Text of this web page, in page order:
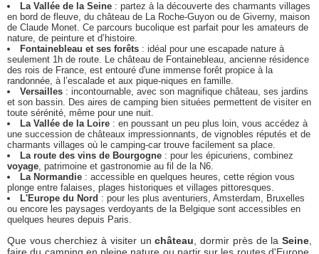
La Vallée de la Seine : partez à la découverte des charmants villages
en bord de fleuve, du château de La Roche-Guyon ou de Giverny, maison
de Claude Monet. Ce parcours bucolique est parfait pour les amateurs de
nature, de peinture et d’histoire.
Fontainebleau et ses forêts: idéal pour une escapade nature à
seulement 1h de route. Le château de Fontainebleau, ancienne résidence
des rois de France, est entouré d'une immense forêt propice à la
randonnée, à l’escalade et aux pique-niques en famille.
Versailles: incontournable, avec son magnifique château, ses jardins
et son bassin. Des aires de camping bien situées permettent de visiter en
toute sérénité, même pour une nuit.
La Vallée de la Loire: en poussant un peu plus loin, vous accédez à
une succession de châteaux impressionnants, de vignobles réputés et de
charmants villages où le camping-car trouve facilement sa place.
La route des vins de Bourgogne: pour les épicuriens, combinez
voyage, patrimoine et gastronomie au fil de la N6.
La Normandie: accessible en quelques heures, cette région vous
plonge entre falaises, plages historiques et villages pittoresques.
L'Europe du Nord : pour les plus aventuriers, Amsterdam, Bruxelles
ou encore les paysages verdoyants de la Belgique sont accessibles en
quelques heures depuis Paris.
Que vous cherchiez à visiter unchâteau, dormir près de laSeine,